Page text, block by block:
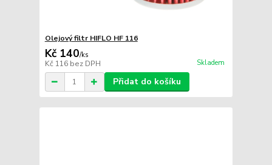
Olejový filtr HIFLO HF 116
Kč 140/ks
Kč 116 bez DPH Skladem
Přidat do košíku